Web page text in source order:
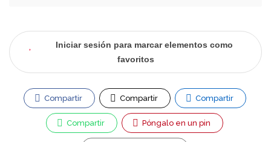
Iniciar sesión para marcar elementos como
favoritos
Compartir Compartir Compartir
Compartir Póngalo en un pin